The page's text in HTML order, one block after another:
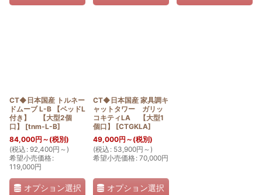
CT◆日本国産 トルネー
ドムーブ L-B 【ベッドL
付き】 【大型2個
口】
[tnm-L-B]
84,000円 ～ (税別)
(税込 : 92,400円 ～)
希望小売価格:
119,000円
オプション選択
CT◆日本国産 家具調キ
ャットタワー ガリッ
コキティLA 【大型1
個口】
[CTGKLA]
49,000円 ～ (税別)
(税込 : 53,900円 ～)
希望小売価格: 70,000円
オプション選択